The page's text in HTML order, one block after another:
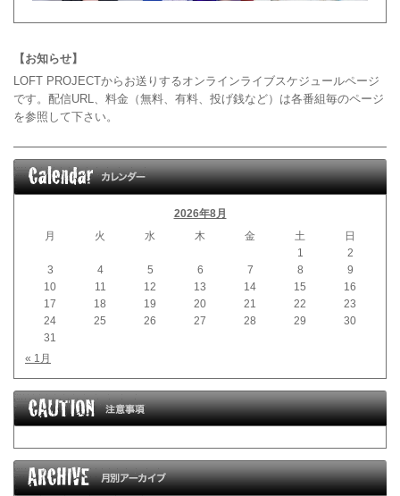
【お知らせ】
LOFT PROJECTからお送りするオンラインライブスケジュールページ
です。配信URL、料金（無料、有料、投げ銭など）は各番組毎のページ
を参照して下さい。
2026年8月
月
火 水 木 金 土 日
« 1月
1
2
3
4 5 6 7 8
9
10
11 12 13 14 15
16
17
18 19 20 21 22
23
24
25 26 27 28 29
30
31